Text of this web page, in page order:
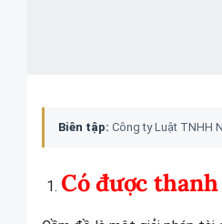
Biên tập: Công ty Luật TNHH
Có được